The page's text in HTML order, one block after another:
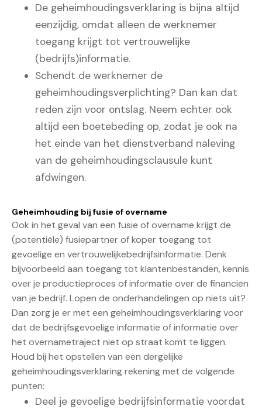
De geheimhoudingsverklaring is bijna altijd
eenzijdig, omdat alleen de werknemer
toegang krijgt tot vertrouwelijke
(bedrijfs)informatie.
Schendt de werknemer de
geheimhoudingsverplichting? Dan kan dat
reden zijn voor ontslag. Neem echter ook
altijd een boetebeding op, zodat je ook na
het einde van het dienstverband naleving
van de geheimhoudingsclausule kunt
afdwingen.
Geheimhouding bij fusie of overname
Ook in het geval van een fusie of overname krijgt de
(potentiële) fusiepartner of koper toegang tot
gevoelige en vertrouwelijkebedrijfsinformatie. Denk
bijvoorbeeld aan toegang tot klantenbestanden, kennis
over je productieproces of informatie over de financiën
van je bedrijf. Lopen de onderhandelingen op niets uit?
Dan zorg je er met een geheimhoudingsverklaring voor
dat de bedrijfsgevoelige informatie of informatie over
het overnametraject niet op straat komt te liggen.
Houd bij het opstellen van een dergelijke
geheimhoudingsverklaring rekening met de volgende
punten:
Deel je gevoelige bedrijfsinformatie voordat